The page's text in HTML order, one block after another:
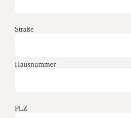
Straße
Hausnummer
PLZ